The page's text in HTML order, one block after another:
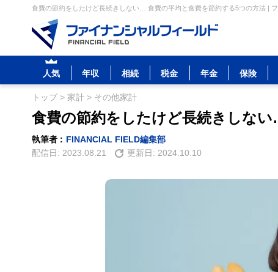
食費の節約をしたけど長続きしない… 食費の平均と食費を節約する5つの方法 |
人気 年収 相続 税金 年金 保険
トップ> 家計 > その他家計
食費の節約をしたけど長続きしな
執筆者 : FINANCIAL FIELD編集部
配信日: 2023.08.21 更新日: 2024.10.10